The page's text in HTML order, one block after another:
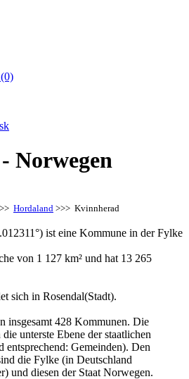
Norwegen
Hordaland >>> Kvinnherad
ist eine Kommune in der Fylke
von 1 127 km² und hat 13 265
sich in Rosendal(Stadt).
insgesamt 428 Kommunen. Die
unterste Ebene der staatlichen
Gemeinden). Den
die Fylke (in Deutschland
und diesen der Staat Norwegen.